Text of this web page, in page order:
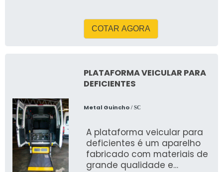
COTAR AGORA
PLATAFORMA VEICULAR PARA
DEFICIENTES
Metal Guincho/ SC
A plataforma veicular para
deficientes é um aparelho
fabricado com materiais de
grande qualidade e